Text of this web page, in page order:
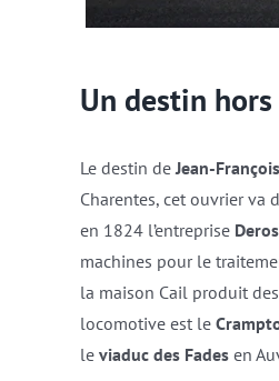
Un destin
Le destin de Jean-
Charentes, cet ouvrier va
en 1824 l’entreprise
machines pour le
la maison Cail produit des
locomotive est le
le viaduc des Fadesen